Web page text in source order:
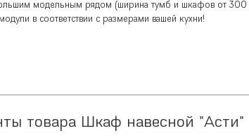
модельным рядом (ширина тумб и шкафов от
в соответствии с размерами вашей кухни!
товара Шкаф навесной "Асти"